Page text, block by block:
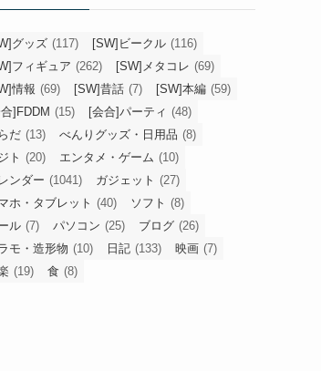
グッズ (117) [SW]ビークル (116)
フィギュア (262) [SW]メタコレ (69)
情報 (69) [SW]昔話 (7) [SW]本編 (59)
]FDDM (15) [会合]パーティ (48)
だ (13) べんりグッズ・日用品 (8)
ト (20) エンタメ・ゲーム (10)
ンダー (1041) ガジェット (27)
ホ・タブレット (40) ソフト (8)
ル (7) パソコン (25) ブログ (26)
モ・造形物 (10) 日記 (133) 映画 (7)
(19) 食 (8)